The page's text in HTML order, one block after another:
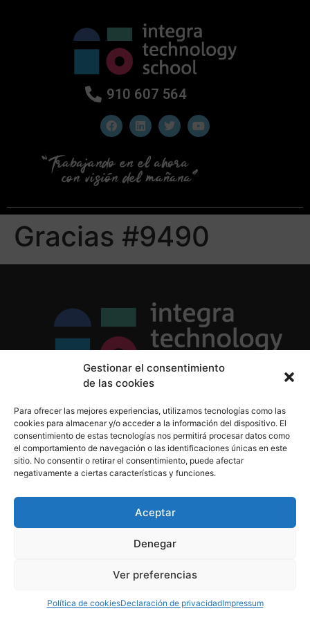
Gestionar el consentimiento
de las cookies
Para ofrecer las mejores experiencias, utilizamos tecnologías como las
cookies para almacenar y/o acceder a la información del dispositivo. El
consentimiento de estas tecnologías nos permitirá procesar datos como
el comportamiento de navegación o las identificaciones únicas en este
sitio. No consentir o retirar el consentimiento, puede afectar
negativamente a ciertas características y funciones.
Aceptar
Denegar
Ver preferencias
Política de cookiesDeclaración de privacidadImpressum
910 607 564
Gracias #9490
Política de Cookies
Aviso Legal
910 607 564
derechos reservados